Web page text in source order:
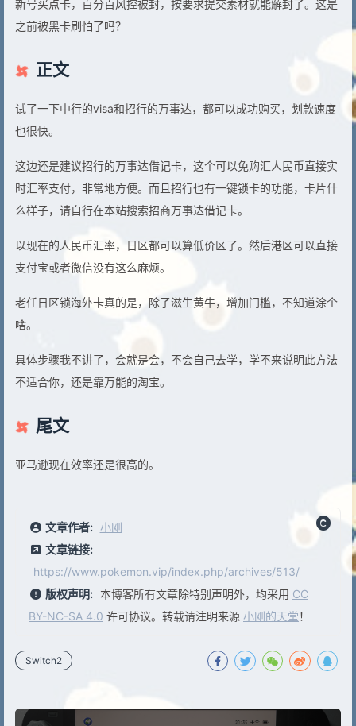
新号买点卡，百分百风控被封，按要求提交素材就能解封了。这是
之前被黑卡刷怕了吗？
正文
试了一下中行的visa和招行的万事达，都可以成功购买，划款速度
也很快。
这边还是建议招行的万事达借记卡，这个可以免购汇人民币直接实
时汇率支付，非常地方便。而且招行也有一键锁卡的功能，卡片什
么样子，请自行在本站搜索招商万事达借记卡。
以现在的人民币汇率，日区都可以算低价区了。然后港区可以直接
支付宝或者微信没有这么麻烦。
老任日区锁海外卡真的是，除了滋生黄牛，增加门槛，不知道涂个
啥。
具体步骤我不讲了，会就是会，不会自己去学，学不来说明此方法
不适合你，还是靠万能的淘宝。
尾文
亚马逊现在效率还是很高的。
文章作者: 小刚
文章链接:
https://www.pokemon.vip/index.php/archives/513/
版权声明: 本博客所有文章除特别声明外，均采用 CC
BY-NC-SA 4.0 许可协议。转载请注明来源 小刚的天堂！
Switch2